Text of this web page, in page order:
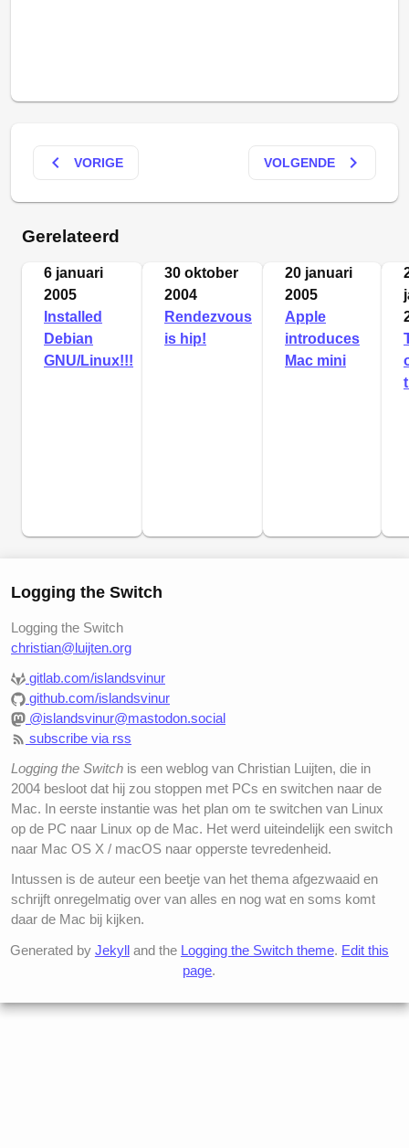
keyboard_arrow_left VORIGE VOLGENDE keyboard_arrow_right
Gerelateerd
6 januari
2005
Installed
Debian
GNU/Linux!!!
30 oktober
2004
Rendezvous
is hip!
20 januari
2005
Apple
introduces
Mac mini
Logging the Switch
Logging the Switch
christian@luijten.org
gitlab.com/islandsvinur
github.com/islandsvinur
@islandsvinur@mastodon.social
subscribe via rss
Logging the Switch is een weblog van Christian Luijten, die in
2004 besloot dat hij zou stoppen met PCs en switchen naar de
Mac. In eerste instantie was het plan om te switchen van Linux
op de PC naar Linux op de Mac. Het werd uiteindelijk een switch
naar Mac OS X / macOS naar opperste tevredenheid.
Intussen is de auteur een beetje van het thema afgezwaaid en
schrijft onregelmatig over van alles en nog wat en soms komt
daar de Mac bij kijken.
Generated by Jekylland the Logging the Switch theme. Edit this
page.